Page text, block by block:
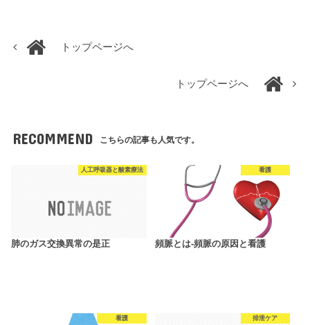
トップページへ
トップページへ
RECOMMEND こちらの記事も人気です。
人工呼吸器と酸素療法
肺のガス交換異常の是正
看護
頻脈とは-頻脈の原因と看護
看護 排泄ケア